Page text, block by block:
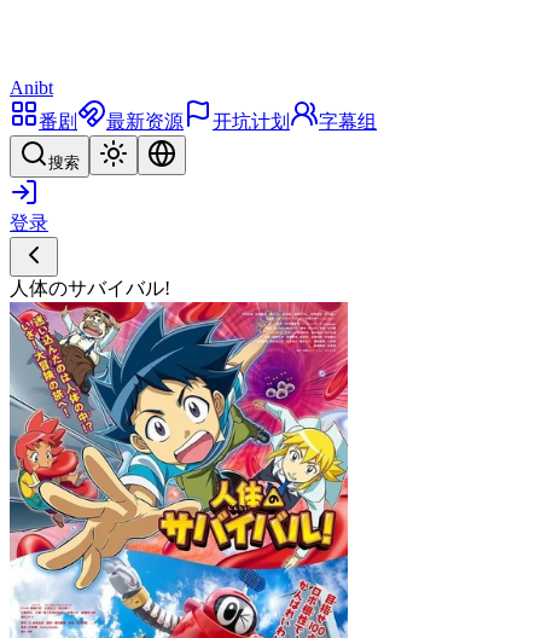
Anibt
番剧
最新资源 开坑计划 字幕组
搜索
登录
人体のサバイバル!